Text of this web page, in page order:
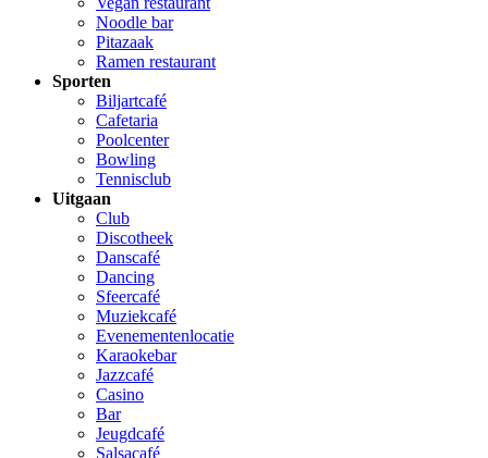
Noodle bar
Pitazaak
Ramen restaurant
Sporten
Biljartcafé
Cafetaria
Poolcenter
Bowling
Tennisclub
Uitgaan
Club
Discotheek
Danscafé
Dancing
Sfeercafé
Muziekcafé
Evenementenlocatie
Karaokebar
Jazzcafé
Casino
Bar
Jeugdcafé
Salsacafé